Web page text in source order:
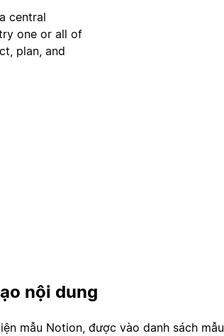
central
one or all of
plan, and
nội dung
mẫu Notion, được vào danh sách mẫu